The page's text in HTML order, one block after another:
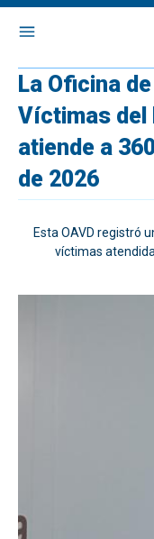
La Oficina
Víctimas del
atiende a
de 2026
Esta OAVD registró
víctimas